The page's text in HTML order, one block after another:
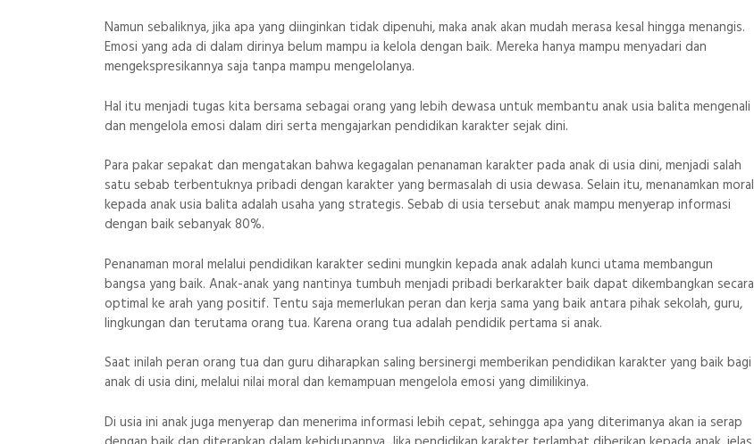
Namun sebaliknya, jika apa yang diinginkan tidak dipenuhi, maka anak akan mudah merasa kesal hingga menangis.
Emosi yang ada di dalam dirinya belum mampu ia kelola dengan baik. Mereka hanya mampu menyadari dan
mengekspresikannya saja tanpa mampu mengelolanya.
Hal itu menjadi tugas kita bersama sebagai orang yang lebih dewasa untuk membantu anak usia balita mengenali
dan mengelola emosi dalam diri serta mengajarkan pendidikan karakter sejak dini.
Para pakar sepakat dan mengatakan bahwa kegagalan penanaman karakter pada anak di usia dini, menjadi salah
satu sebab terbentuknya pribadi dengan karakter yang bermasalah di usia dewasa. Selain itu, menanamkan moral
kepada anak usia balita adalah usaha yang strategis. Sebab di usia tersebut anak mampu menyerap informasi
dengan baik sebanyak 80%.
Penanaman moral melalui pendidikan karakter sedini mungkin kepada anak adalah kunci utama membangun
bangsa yang baik. Anak-anak yang nantinya tumbuh menjadi pribadi berkarakter baik dapat dikembangkan secara
optimal ke arah yang positif. Tentu saja memerlukan peran dan kerja sama yang baik antara pihak sekolah, guru,
lingkungan dan terutama orang tua. Karena orang tua adalah pendidik pertama si anak.
Saat inilah peran orang tua dan guru diharapkan saling bersinergi memberikan pendidikan karakter yang baik bagi
anak di usia dini, melalui nilai moral dan kemampuan mengelola emosi yang dimilikinya.
Di usia ini anak juga menyerap dan menerima informasi lebih cepat, sehingga apa yang diterimanya akan ia serap